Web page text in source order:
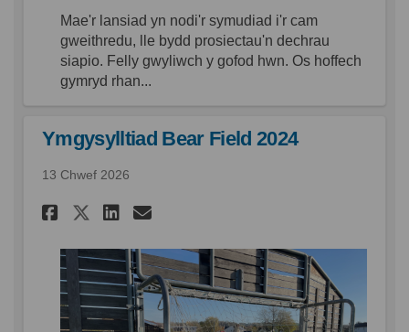
Mae'r lansiad yn nodi'r symudiad i'r cam
gweithredu, lle bydd prosiectau'n dechrau
siapio. Felly gwyliwch y gofod hwn. Os hoffech
gymryd rhan...
Ymgysylltiad Bear Field 2024
13 Chwef 2026
Rhannu Ymgysylltiad Bear
Rhannu Ymgysylltiad
Rhannu Ymgysylltiad
E-bost Ymgysylltiad